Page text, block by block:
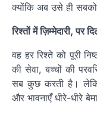
क्योंकि अब उसे ही
रिश्तों में ज़िम्मेदारी, पर
वह हर रिश्ते को पूरी
की सेवा, बच्चों की
सब कुछ करती है।
और भावनाएँ धीरे-धीरे